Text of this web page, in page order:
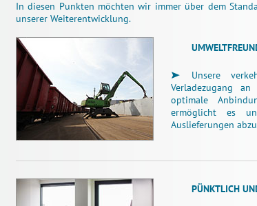
In diesen Punkten möchten wir immer über dem
unserer Weiterentwicklung.
Unsere
Verladezugang
optimale
ermöglicht es
Auslieferungen
PÜNKTLICH